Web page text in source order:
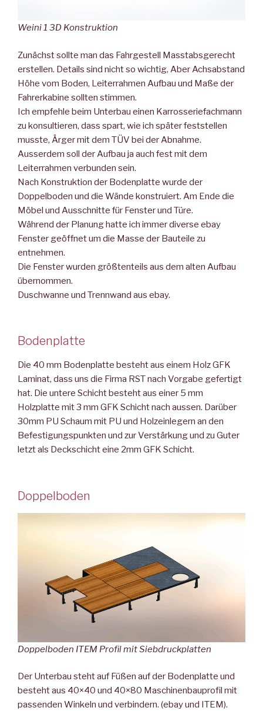
Weini 1 3D Konstruktion
Zunächst sollte man das Fahrgestell Masstabsgerecht
erstellen. Details sind nicht so wichtig, Aber Achsabstand
Höhe vom Boden, Leiterrahmen Aufbau und Maße der
Fahrerkabine sollten stimmen.
Ich empfehle beim Unterbau einen Karrosseriefachmann
zu konsultieren, dass spart, wie ich später feststellen
musste, Ärger mit dem TÜV bei der Abnahme.
Ausserdem soll der Aufbau ja auch fest mit dem
Leiterrahmen verbunden sein.
Nach Konstruktion der Bodenplatte wurde der
Doppelboden und die Wände konstruiert. Am Ende die
Möbel und Ausschnitte für Fenster und Türe.
Während der Planung hatte ich immer diverse ebay
Fenster geöffnet um die Masse der Bauteile zu
entnehmen.
Die Fenster wurden größtenteils aus dem alten Aufbau
übernommen.
Duschwanne und Trennwand aus ebay.
Bodenplatte
Die 40 mm Bodenplatte besteht aus einem Holz GFK
Laminat, dass uns die Firma RST nach Vorgabe gefertigt
hat. Die untere Schicht besteht aus einer 5 mm
Holzplatte mit 3 mm GFK Schicht nach aussen. Darüber
30mm PU Schaum mit PU und Holzeinlegern an den
Befestigungspunkten und zur Verstärkung und zu Guter
letzt als Deckschicht eine 2mm GFK Schicht.
Doppelboden
Doppelboden ITEM Profil mit Siebdruckplatten
Der Unterbau steht auf Füßen auf der Bodenplatte und
besteht aus 40×40 und 40×80 Maschinenbauprofil mit
passenden Winkeln und verbindern. (ebay und ITEM).